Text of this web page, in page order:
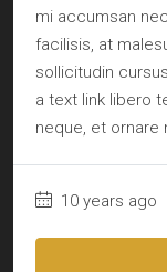
mi accumsan
facilisis, at
sollicitudin
a text link libero
neque, et ornare
10 years ago